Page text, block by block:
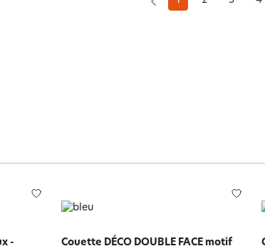
-
Couette DÉCO DOUBLE FACE motif